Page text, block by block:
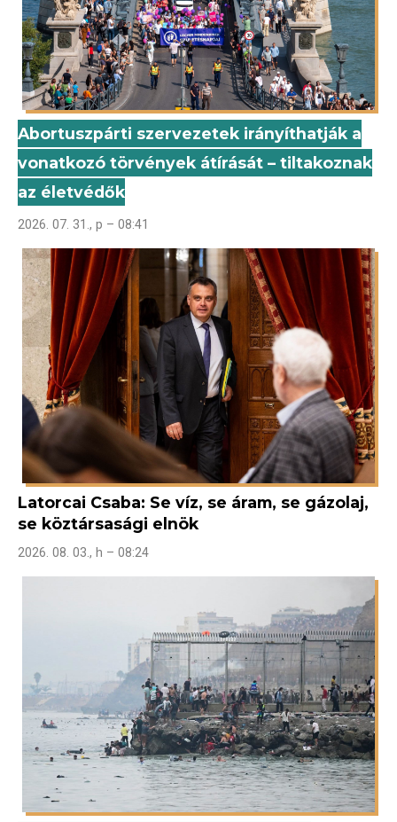
Abortuszpárti szervezetek irányíthatják a
vonatkozó törvények átírását – tiltakoznak
az életvédők
2026. 07. 31., p – 08:41
Latorcai Csaba: Se víz, se áram, se gázolaj,
se köztársasági elnök
2026. 08. 03., h – 08:24